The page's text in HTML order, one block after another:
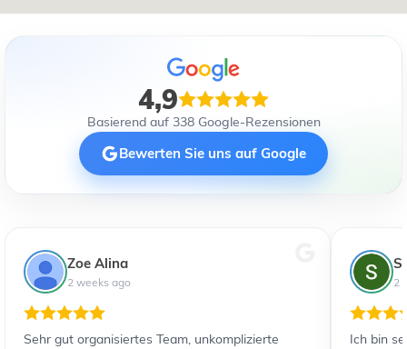
4,9
Basierend auf 338 Google-Rezensionen
Bewerten Sie uns auf Google
Zoe Alina
2 weeks ago
Sehr gut organisiertes Team, unkomplizierte
2
Ich bin